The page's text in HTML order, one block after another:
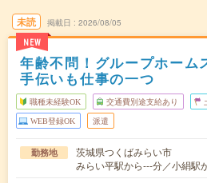
未読
NEW
掲載日 2026/08/05
年齢不問！グループホーム
手伝いも仕事の一つ
職種未経験OK 交通費別途支給あり
WEB登録OK 派遣
勤務地
茨城県つくばみらい市
みらい平駅から---分／小絹駅